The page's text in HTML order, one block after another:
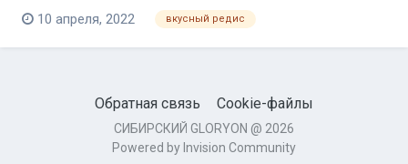
выращивании. Дело в том, что достаточно часто
неопытные огородники допускают три ошибки во время
работы на грядках, которые приводят к
для этого использ...
10 апреля, 2022 вкусный редис
Обратная связь Cookie-файлы
СИБИРСКИЙ GLORYON @ 2026
Powered by Invision Community